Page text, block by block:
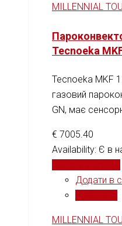
MILLENNIAL
Tecnoeka
Tecnoeka MKF
газовий
GN, має
€ 7005.40
Availability: Є в
Додати в
MILLENNIAL